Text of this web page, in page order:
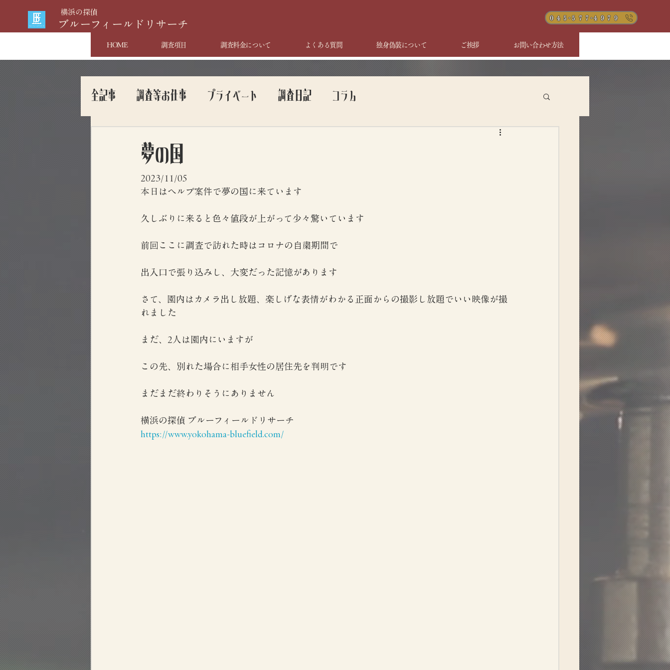
​横浜の探偵
​ブルーフィールドリサーチ
０４５-５７７-４９７９
HOME 調査項目 調査料金について よくある質問 独身偽装について ご挨拶 お問い合わせ方法
全記事 調査等お仕事 プライベート 調査日記 コラム
夢の国
2023/11/05
本日はヘルプ案件で夢の国に来ています
久しぶりに来ると色々値段が上がって少々驚いています
前回ここに調査で訪れた時はコロナの自粛期間で
出入口で張り込みし、大変だった記憶があります
さて、園内はカメラ出し放題、楽しげな表情がわかる正面からの撮影し放題でいい映像が撮
れました
まだ、2人は園内にいますが
この先、別れた場合に相手女性の居住先を判明です
まだまだ終わりそうにありません
横浜の探偵 ブルーフィールドリサーチ
https://www.yokohama-bluefield.com/